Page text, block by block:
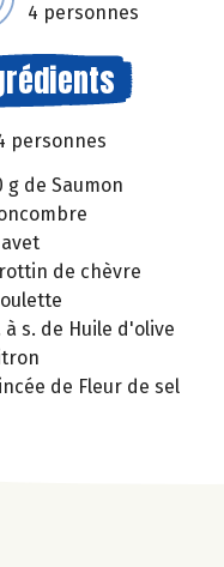
4 personnes
personnes
g de Saumon
de chèvre
à s. de Huile d'olive
de Fleur de sel